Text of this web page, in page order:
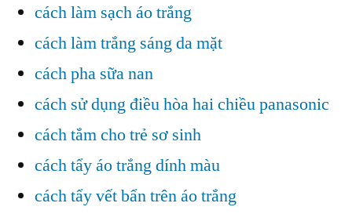
cách làm sạch áo trắng
cách làm trắng sáng da mặt
cách pha sữa nan
cách sử dụng điều hòa hai chiều panasonic
cách tắm cho trẻ sơ sinh
cách tẩy áo trắng dính màu
cách tẩy vết bẩn trên áo trắng